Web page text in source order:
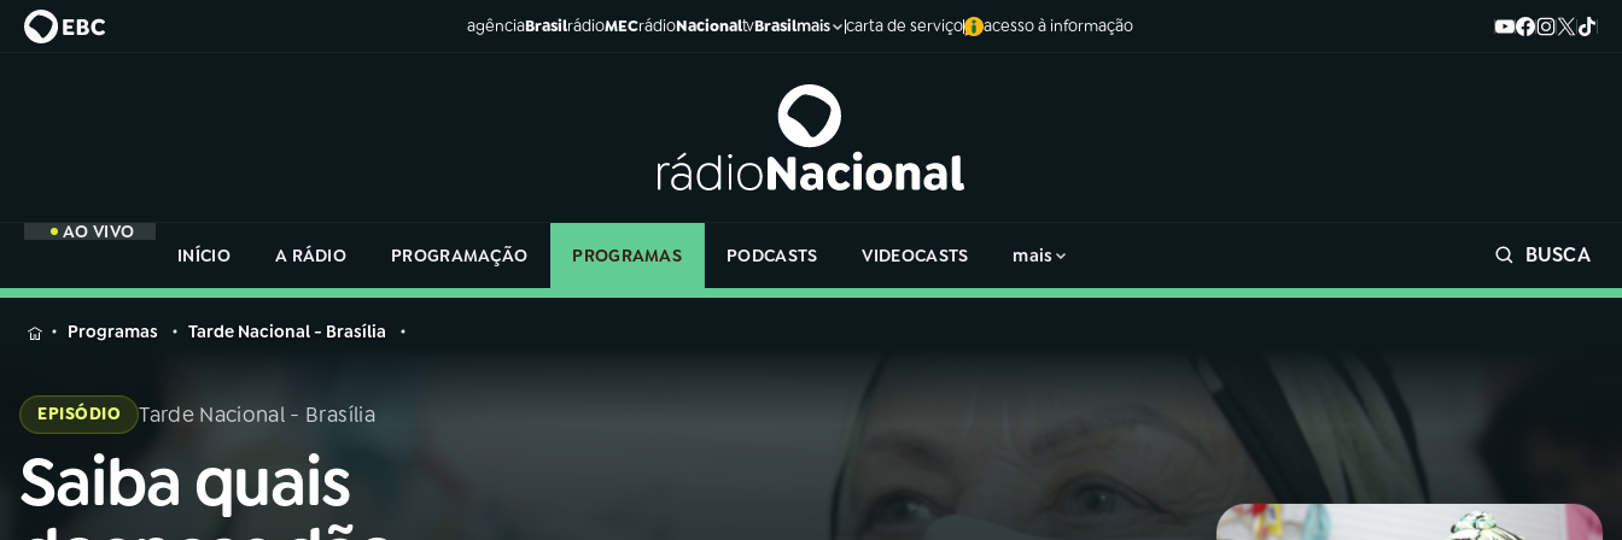
agênciaBrasilrádioMECrádioNacionaltvBrasilmais carta de serviço acesso à informação
AO VIVO
INÍCIO
A RÁDIO PROGRAMAÇÃO PROGRAMAS PODCASTS VIDEOCASTS mais BUSCA
MENU
Buscar
na
Rádio
na
Rádio
Nacional
Programas Tarde Nacional - Brasília
EPISÓDIO Tarde Nacional - Brasília
Saiba quais